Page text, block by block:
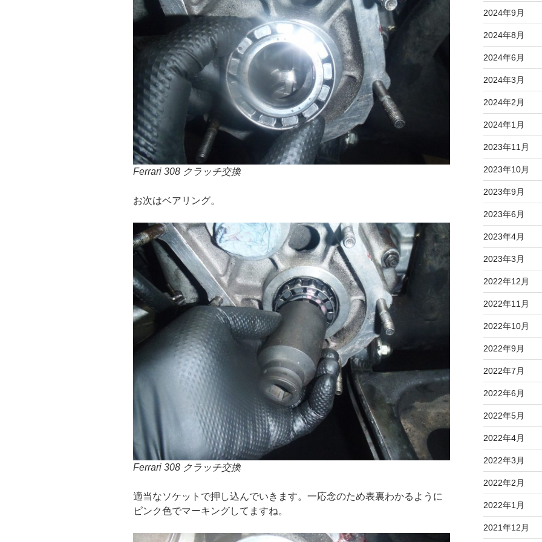
Ferrari 308 クラッチ交換
お次はベアリング。
Ferrari 308 クラッチ交換
適当なソケットで押し込んでいきます。一応念のため表裏わかるように
ピンク色でマーキングしてますね。
2024年9月
2024年8月
2024年6月
2024年3月
2024年2月
2024年1月
2023年11月
2023年10月
2023年9月
2023年6月
2023年4月
2023年3月
2022年12月
2022年11月
2022年10月
2022年9月
2022年7月
2022年6月
2022年5月
2022年4月
2022年3月
2022年2月
2022年1月
2021年12月